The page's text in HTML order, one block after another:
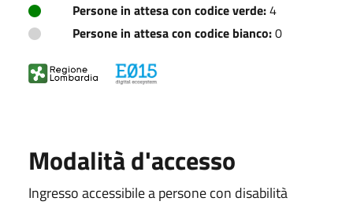
Persone in attesa con codice verde:4
Persone in attesa con codice bianco:0
Modalità d'accesso
Ingresso accessibile a persone con disabilità